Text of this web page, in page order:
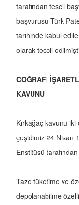
tarafından tescil
başvurusu Türk
tarihinde kabul
olarak tescil
COĞRAFİ
KAVUNU
Kırkağaç kavunu iki
çeşidimiz 24 Nisan
Enstitüsü
Taze tüketime ve
depolanabilme